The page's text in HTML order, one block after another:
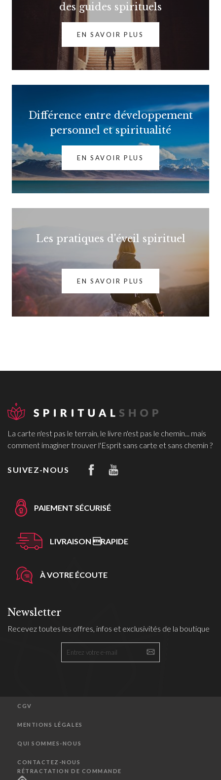
des guides spirituels
EN SAVOIR PLUS
Différence entre développement
personnel et spiritualité
EN SAVOIR PLUS
Les pratiques d'éveil spirituel
EN SAVOIR PLUS
La carte n'est pas le terrain, le livre n'est pas le chemin... mais
comment imaginer trouver l'Esprit sans carte et sans chemin ?
SUIVEZ-NOUS
PAIEMENT SÉCURISÉ
LIVRAISON RAPIDE
À VOTRE ÉCOUTE
Newsletter
Recevez toutes les offres, infos et exclusivités de la boutique
CGV
MENTIONS LÉGALES
QUI SOMMES-NOUS
CONTACTEZ-NOUS
RÉTRACTATION DE COMMANDE